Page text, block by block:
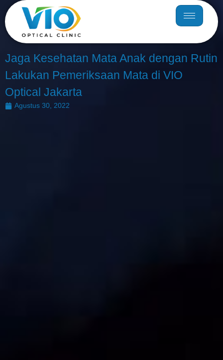
Jaga Kesehatan Mata Anak dengan Rutin
Lakukan Pemeriksaan Mata di VIO
Optical Jakarta
Agustus 30, 2022